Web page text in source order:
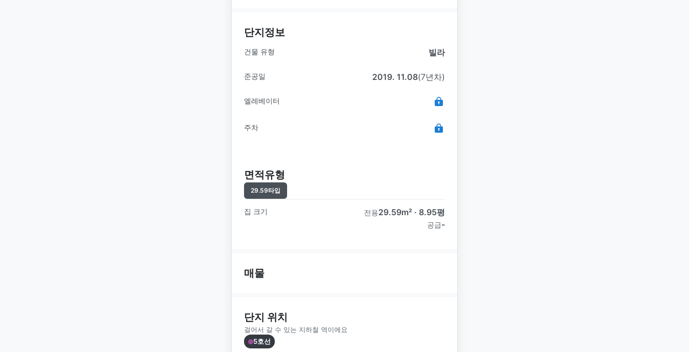
단지정보
건물 유형 빌라
준공일 2019. 11.08(7년차)
엘레베이터
주차
면적유형
29.59타입
집 크기 전용29.59m² · 8.95평
공급-
매물
단지 위치
걸어서 갈 수 있는 지하철 역이에요
5호선